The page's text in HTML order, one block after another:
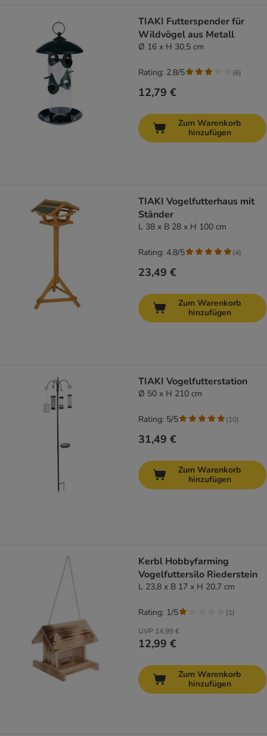
TIAKI Futterspender für
Wildvögel aus Metall
Ø 16 x H 30,5 cm
12,79 €
Rating: 2.8/5 (6)
Zum Warenkorb
hinzufügen
TIAKI Vogelfutterhaus mit
Ständer
L 38 x B 28 x H 100 cm
23,49 €
Rating: 4.8/5 (4)
Zum Warenkorb
hinzufügen
TIAKI Vogelfutterstation
Ø 50 x H 210 cm
31,49 €
Rating: 5/5 (10)
Zum Warenkorb
hinzufügen
Kerbl Hobbyfarming
Vogelfuttersilo Riederstein
L 23,8 x B 17 x H 20,7 cm
UVP 14,99 €
12,99 €
Rating: 1/5 (1)
Zum Warenkorb
hinzufügen